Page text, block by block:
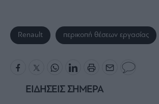
Renault περικοπή θέσεων εργασίας
ΕΙΔΗΣΕΙΣ ΣΗΜΕΡΑ